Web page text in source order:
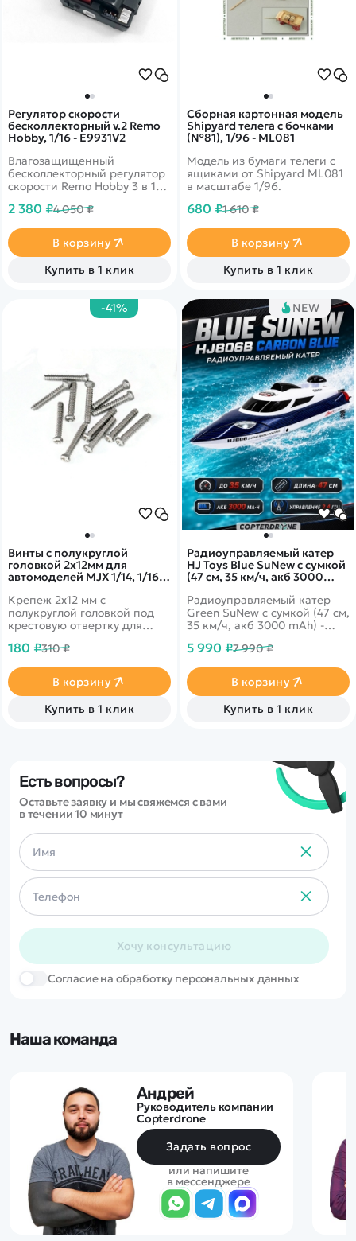
Регулятор скорости
бесколлекторный v.2 Remo
Hobby, 1/16 - E9931V2
Влагозащищенный
бесколлекторный регулятор
скорости Remo Hobby 3 в 1
масштаба 1/16.
2 380 ₽4 050 ₽
В корзину
Купить в 1 клик
Сборная картонная модель
Shipyard телега с бочками
(№81), 1/96 - ML081
Модель из бумаги телеги с
ящиками от Shipyard ML081
в масштабе 1/96.
680 ₽1 610 ₽
В корзину
Купить в 1 клик
-41%
Винты с полукруглой
головкой 2х12мм для
автомоделей MJX 1/14, 1/16,
Крепеж 2x12 мм с
полукруглой головкой под
крестовую отвертку для
автомоделей MJX масштаба
180 ₽310 ₽
В корзину
Купить в 1 клик
NEW
Радиоуправляемый катер
HJ Toys Blue SuNew с сумкой
(47 см, 35 км/ч, акб 3000
BLUE
Радиоуправляемый катер
Green SuNew с сумкой (47 см,
35 км/ч, акб 3000 mAh) -
компактная, мобильная,
даже тех, кто был далек от
мира радиоуправляемой
техники. Катер легко
справится с волной,
5 990 ₽7 990 ₽
В корзину
Купить в 1 клик
Есть вопросы?
Оставьте заявку и мы свяжемся с вами
в течении 10 минут
Хочу консультацию
Cогласие на обработку персональных данных
Наша команда
Андрей
Руководитель компании
Copterdrone
Задать вопрос
или напишите
в мессенджере